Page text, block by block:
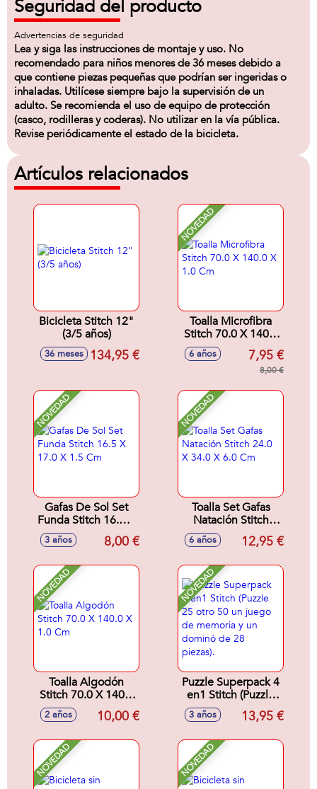
Seguridad del producto
Advertencias de seguridad
Lea y siga las instrucciones de montaje y uso. No
recomendado para niños menores de 36 meses debido a
que contiene piezas pequeñas que podrían ser ingeridas o
inhaladas. Utilícese siempre bajo la supervisión de un
adulto. Se recomienda el uso de equipo de protección
(casco, rodilleras y coderas). No utilizar en la vía pública.
Revise periódicamente el estado de la bicicleta.
Artículos relacionados
Bicicleta Stitch 12"
(3/5 años)
36 meses 134,95 €
NOVEDAD
Toalla Microfibra
Stitch 70.0 X 140.0
X 1.0 Cm
6 años 7,95 €
8,00 €
NOVEDAD
Gafas De Sol Set
Funda Stitch 16.5 X
17.0 X 1.5 Cm
3 años 8,00 €
NOVEDAD
Toalla Set Gafas
Natación Stitch
24.0 X 34.0 X 6.0
6 años 12,95 €
NOVEDAD
Toalla Algodón
Stitch 70.0 X 140.0
X 1.0 Cm
2 años 10,00 €
NOVEDAD
Puzzle Superpack 4
en1 Stitch (Puzzle
25 otro 50 un juego
de memoria y un
piezas).
3 años 13,95 €
NOVEDAD NOVEDAD